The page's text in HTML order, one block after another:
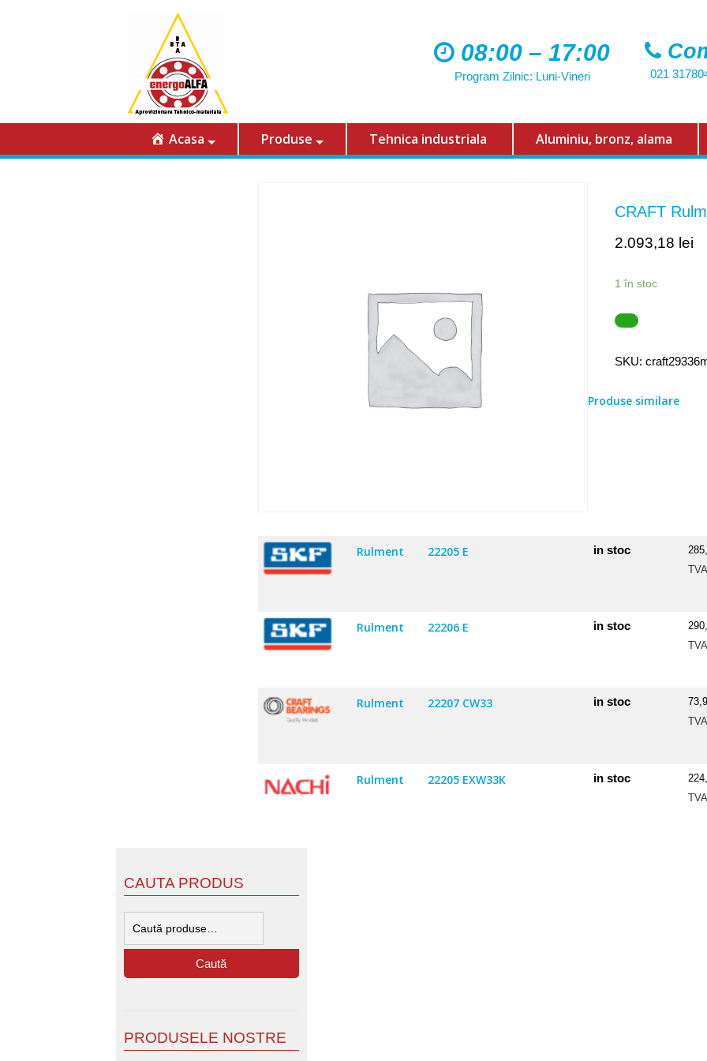
08:00 – 17:00
Program Zilnic: Luni-Vineri 021
Acasa Produse Tehnica industriala Aluminiu, bronz, alama
CRAFT
2.093,18 lei
1 în stoc
SKU:
Produse similare
Rulment 22205 E in stoc
TVA
Rulment 22206 E in stoc
TVA
Rulment 22207 CW33 in stoc
TVA
Rulment 22205 EXW33K in stoc
TVA
CAUTA PRODUS
Caută
PRODUSELE NOSTRE